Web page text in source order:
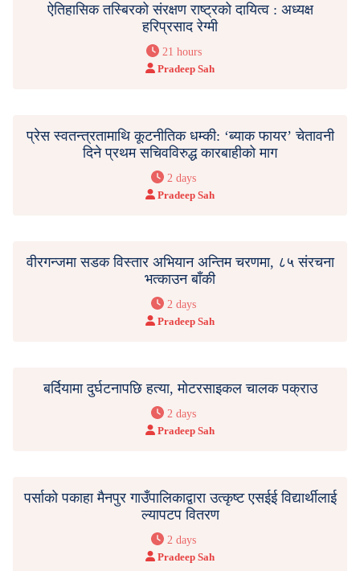
ऐतिहासिक तस्बिरको संरक्षण राष्ट्रको दायित्व : अध्यक्ष
हरिप्रसाद रेग्मी
21 hours
Pradeep Sah
प्रेस स्वतन्त्रतामाथि कूटनीतिक धम्की: ‘ब्याक फायर’ चेतावनी
दिने प्रथम सचिवविरुद्ध कारबाहीको माग
2 days
Pradeep Sah
वीरगन्जमा सडक विस्तार अभियान अन्तिम चरणमा, ८५ संरचना
भत्काउन बाँकी
2 days
Pradeep Sah
बर्दियामा दुर्घटनापछि हत्या, मोटरसाइकल चालक पक्राउ
2 days
Pradeep Sah
पर्साको पकाहा मैनपुर गाउँपालिकाद्वारा उत्कृष्ट एसईई विद्यार्थीलाई
ल्यापटप वितरण
2 days
Pradeep Sah